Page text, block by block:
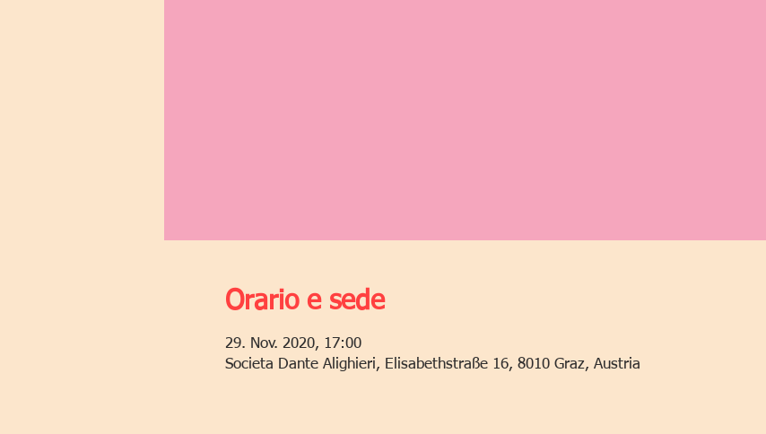
Orario e sede
29. Nov. 2020, 17:00
Societa Dante Alighieri, Elisabethstraße 16, 8010 Graz, Austria